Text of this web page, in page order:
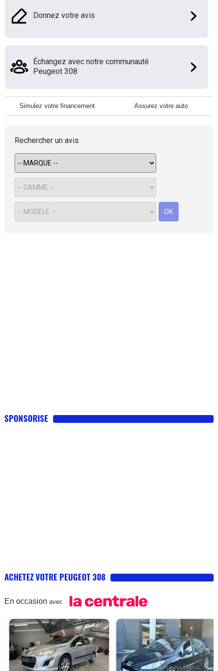
Donnez votre avis
Échangez avec notre communauté
Peugeot 308
Simulez votre financement Assurez votre auto
Rechercher un avis
OK
SPONSORISE
ACHETEZ VOTRE PEUGEOT 308
En occasion avec